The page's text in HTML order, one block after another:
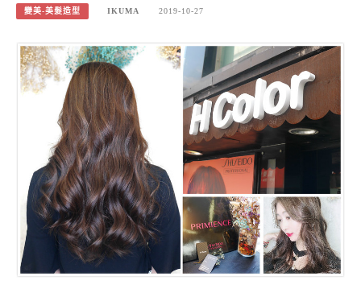
變美-美髮造型 IKUMA 2019-10-27